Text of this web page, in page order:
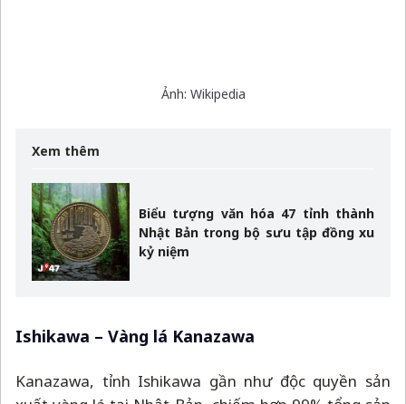
Biểu tượng văn hóa 47 tỉnh thành
Nhật Bản trong bộ sưu tập đồng xu
Ishikawa–Vàng lá Kanazawa
Kanazawa, tỉnh Ishikawa gần như độc quyền sản
xuất vàng lá tại Nhật Bản, chiếm hơn 99% tổng sản
được làm bằng cách đập và kéo dãn một gram vàng
2
Vàng lá Kanazawa có nhiều ứng dụng quan trọng,